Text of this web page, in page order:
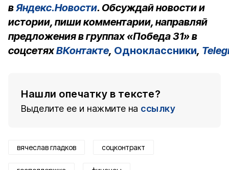
вЯндекс.Новости. Обсуждай новости и
истории, пиши комментарии, направляй
предложения в группах «Победа 31» в
соцсетяхВКонтакте, Одноклассники,
Нашли опечатку в тексте?
Выделите ее и нажмите на ссылку
вячеслав гладков соцконтракт